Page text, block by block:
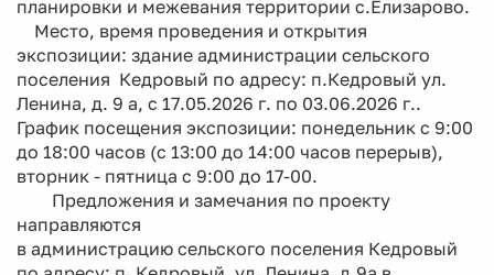
планировки и межевания территории с.Елизарово.
Место, время проведения и открытия
экспозиции: здание администрации сельского
поселения Кедровый по адресу: п.Кедровый ул.
Ленина, д. 9 а, с 17.05.2026 г. по 03.06.2026 г..
График посещения экспозиции: понедельник с 9:00
до 18:00 часов (с 13:00 до 14:00 часов перерыв),
вторник - пятница с 9:00 до 17-00.
Предложения и замечания по проекту
направляются
в администрацию сельского поселения Кедровый